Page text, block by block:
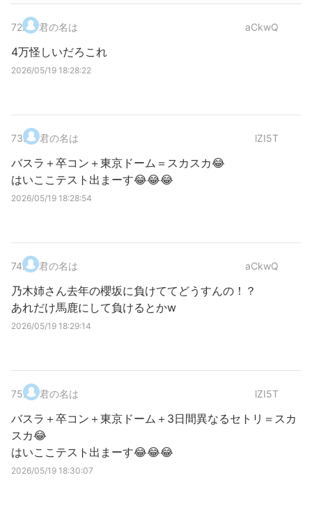
72. 君の名は aCkwQ
4万怪しいだろこれ
2026/05/19 18:28:22
73. 君の名は lZI5T
バスラ＋卒コン＋東京ドーム＝スカスカ😂
はいここテスト出まーす😂😂😂
2026/05/19 18:28:54
74. 君の名は aCkwQ
乃木姉さん去年の櫻坂に負けててどうすんの！？
あれだけ馬鹿にして負けるとかw
2026/05/19 18:29:14
75. 君の名は lZI5T
バスラ＋卒コン＋東京ドーム＋3日間異なるセトリ＝スカ
スカ😂
はいここテスト出まーす😂😂😂
2026/05/19 18:30:07